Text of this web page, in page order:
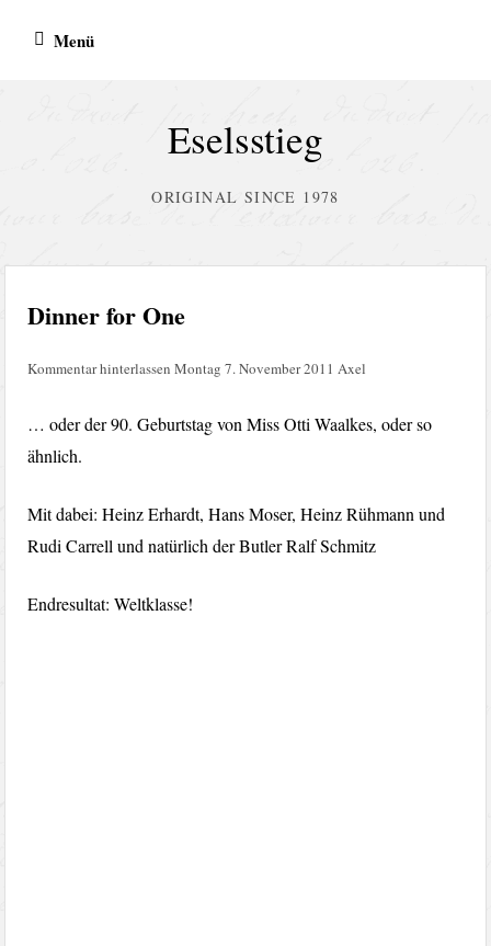
Inhalt Menü
Eselsstieg
ORIGINAL SINCE 1978
Dinner for One
Kommentar hinterlassen Montag 7. November 2011 Axel
… oder der 90. Geburtstag von Miss Otti Waalkes, oder so
ähnlich.
Mit dabei: Heinz Erhardt, Hans Moser, Heinz Rühmann und
Rudi Carrell und natürlich der Butler Ralf Schmitz
Endresultat: Weltklasse!